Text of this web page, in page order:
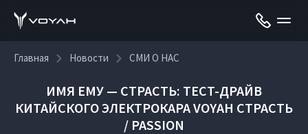
Главная Новости СМИ О НАС
ИМЯ ЕМУ — СТРАСТЬ: ТЕСТ-ДРАЙВ
КИТАЙСКОГО ЭЛЕКТРОКАРА VOYAH СТРАСТЬ
/ PASSION